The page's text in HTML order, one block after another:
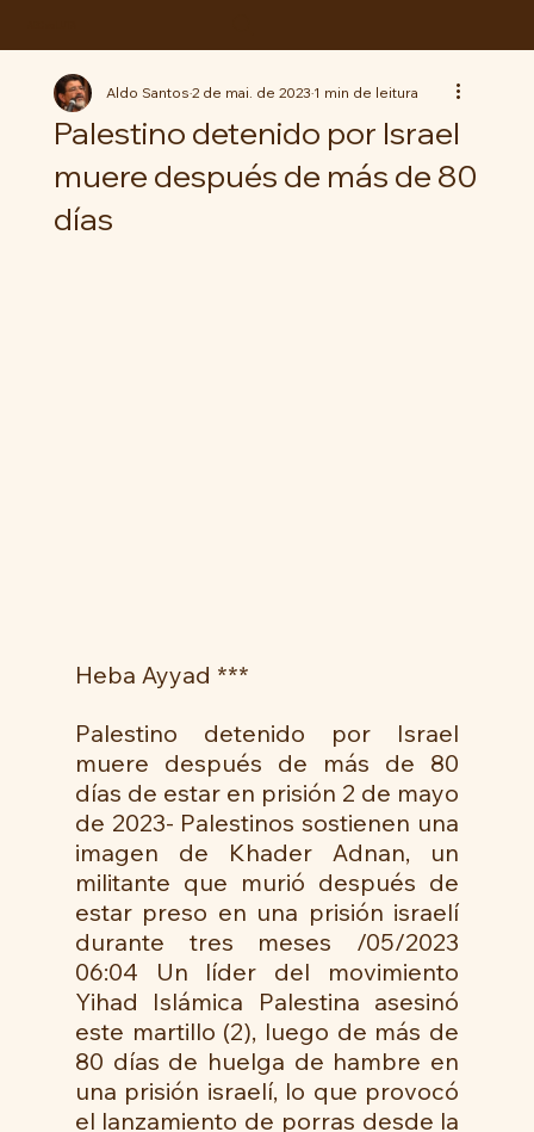
Palestino detenido por Israel
muere después de más de 80
días
Aldo Santos2 de mai. de 20231 min de leitura
Heba Ayyad ***
Palestino detenido por Israel
muere después de más de 80
días de estar en prisión 2 de mayo
de 2023- Palestinos sostienen una
imagen de Khader Adnan, un
militante que murió después de
estar preso en una prisión israelí
durante tres meses /05/2023
06:04 Un líder del movimiento
Yihad Islámica Palestina asesinó
este martillo (2), luego de más de
80 días de huelga de hambre en
una prisión israelí, lo que provocó
el lanzamiento de porras desde la